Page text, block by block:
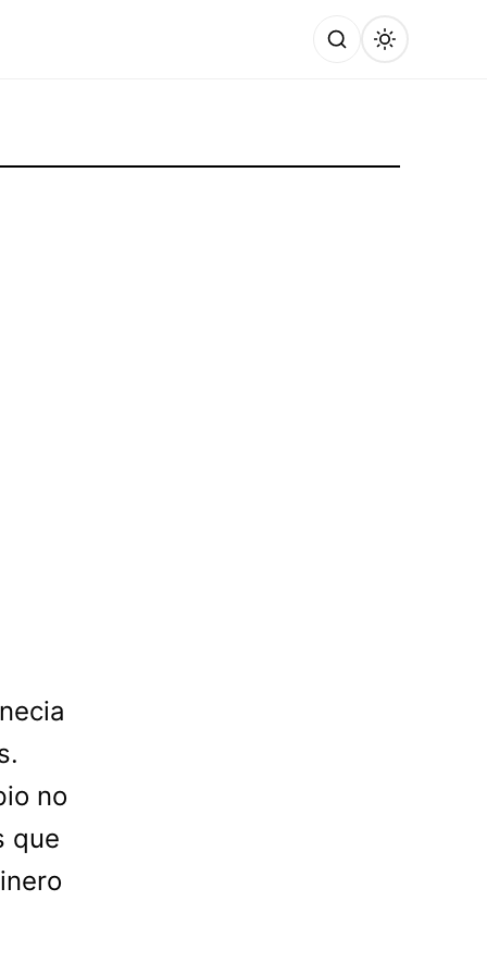
no
que